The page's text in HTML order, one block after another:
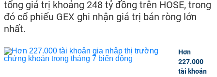
tổng giá trị khoảng 248 tỷ đồng trên HOSE, trong
đó cổ phiếu GEX ghi nhận giá trị bán ròng lớn
nhất.
Hơn
227.000
tài khoản